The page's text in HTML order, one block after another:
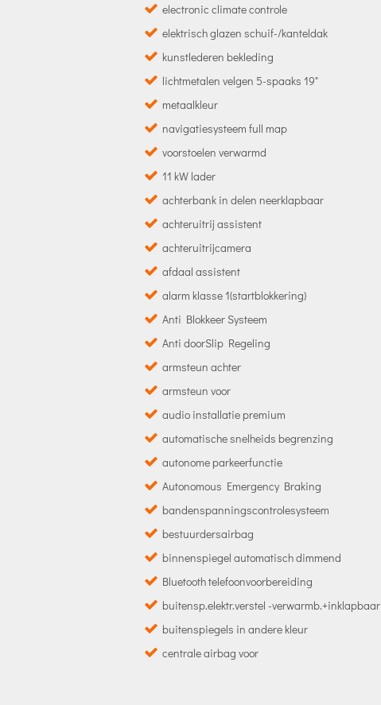
electronic climate controle
elektrisch glazen schuif-/kanteldak
kunstlederen bekleding
lichtmetalen velgen 5-spaaks 19"
metaalkleur
navigatiesysteem full map
voorstoelen verwarmd
11 kW lader
achterbank in delen neerklapbaar
achteruitrij assistent
achteruitrijcamera
afdaal assistent
alarm klasse 1(startblokkering)
Anti Blokkeer Systeem
Anti doorSlip Regeling
armsteun achter
armsteun voor
audio installatie premium
automatische snelheids begrenzing
autonome parkeerfunctie
Autonomous Emergency Braking
bandenspanningscontrolesysteem
bestuurdersairbag
binnenspiegel automatisch dimmend
Bluetooth telefoonvoorbereiding
buitensp.elektr.verstel -verwarmb.+inklapbaar
buitenspiegels in andere kleur
centrale airbag voor